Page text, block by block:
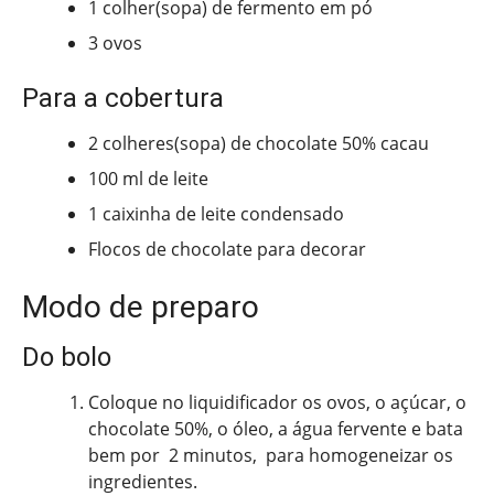
1 colher(sopa) de fermento em pó
3 ovos
Para a cobertura
2 colheres(sopa) de chocolate 50% cacau
100 ml de leite
1 caixinha de leite condensado
Flocos de chocolate para decorar
Modo de preparo
Do bolo
Coloque no liquidificador os ovos, o açúcar, o
chocolate 50%, o óleo, a água fervente e bata
bem por 2 minutos, para homogeneizar os
ingredientes.